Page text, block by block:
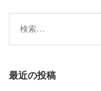
ー
シ
ン
検
索:
最近の投稿